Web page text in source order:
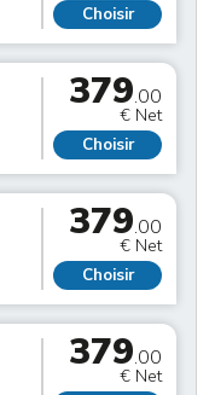
Choisir
379.00
€ Net
Choisir
379.00
€ Net
Choisir
379.00
€ Net